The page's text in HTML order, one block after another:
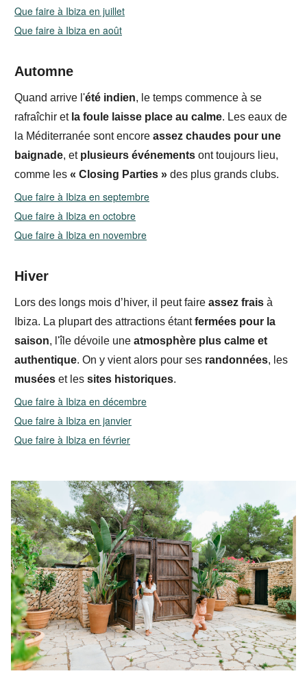
Que faire à Ibiza en juillet
Que faire à Ibiza en août
Automne
Quand arrive l'été indien, le temps commence à se
rafraîchir etla foule laisse place au calme. Les eaux de
la Méditerranée sont encore assez chaudes pour une
baignade, etplusieurs événements ont toujours lieu,
comme les « Closing Parties » des plus grands clubs.
Que faire à Ibiza en septembre
Que faire à Ibiza en octobre
Que faire à Ibiza en novembre
Hiver
Lors des longs mois d’hiver, il peut faire assez frais à
Ibiza. La plupart des attractions étantfermées pour la
saison, l'île dévoile une atmosphère plus calme et
authentique. On y vient alors pour ses randonnées, les
musées et les sites historiques.
Que faire à Ibiza en décembre
Que faire à Ibiza en janvier
Que faire à Ibiza en février